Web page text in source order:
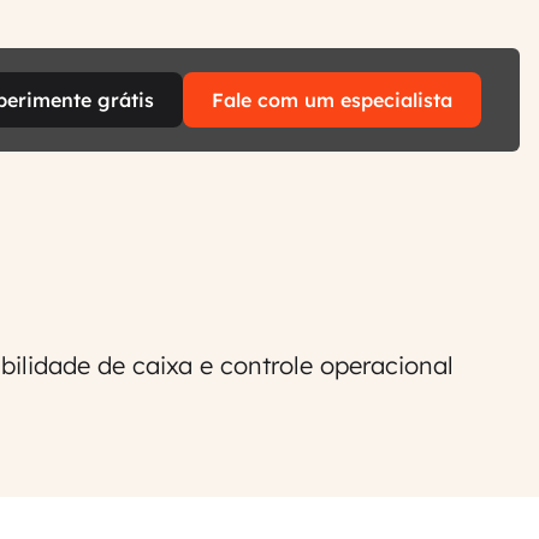
grátis Fale com um especialista
de caixa e controle operacional